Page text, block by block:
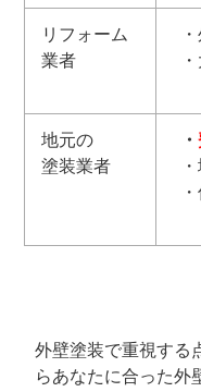
リフォーム
業者
地元の
塗装業者
・
外壁塗装で重視する
らあなたに合った外